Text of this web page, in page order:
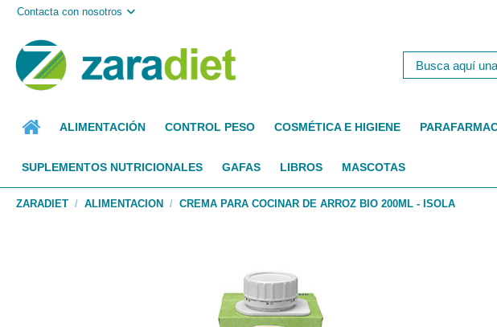
Contacta con nosotros
ALIMENTACIÓN CONTROL PESO COSMÉTICA E HIGIENE
SUPLEMENTOS NUTRICIONALES GAFAS LIBROS MASCOTAS
ZARADIET ALIMENTACION CREMA PARA COCINAR DE ARROZ BIO 200ML - ISOLA